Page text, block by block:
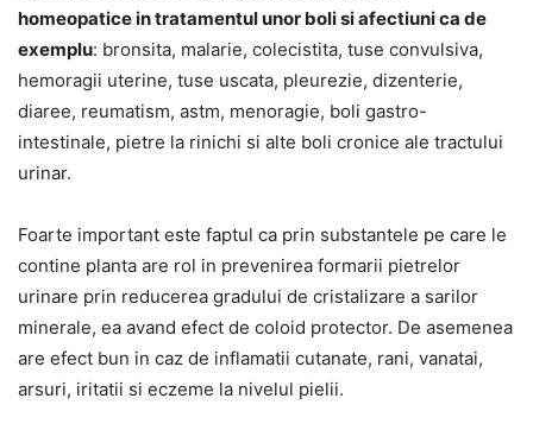
homeopatice in tratamentul unor boli si afectiuni ca de
exemplu: bronsita, malarie, colecistita, tuse convulsiva,
hemoragii uterine, tuse uscata, pleurezie, dizenterie,
diaree, reumatism, astm, menoragie, boli gastro-
intestinale, pietre la rinichi si alte boli cronice ale tractului
urinar.
Foarte important este faptul ca prin substantele pe care le
contine planta are rol in prevenirea formarii pietrelor
urinare prin reducerea gradului de cristalizare a sarilor
minerale, ea avand efect de coloid protector. De asemenea
are efect bun in caz de inflamatii cutanate, rani, vanatai,
arsuri, iritatii si eczeme la nivelul pielii.